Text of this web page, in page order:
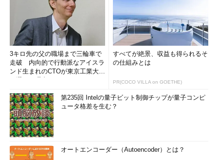
3キロ先の父の職場まで三輪車で
走破 内向的で行動派なアイスラ
ンド生まれのCTOが東京工業大学
すべてが絶景、収益も得られるそ
の仕組みとは
PR(COCO VILLA on GOETHE)
第235回 Intelの量子ビット制御チップが量子コンピ
ュータ格差を生む？
オートエンコーダー（Autoencoder）とは？